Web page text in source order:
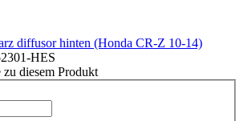
diffusor hinten (Honda CR-Z 10-14)
HES
zu diesem Produkt